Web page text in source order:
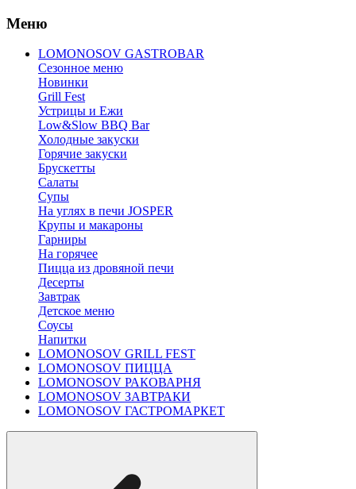
Меню
LOMONOSOV GASTROBAR
Сезонное меню
Новинки
Grill Fest
Устрицы и Ежи
Low&Slow BBQ Bar
Холодные закуски
Горячие закуски
Брускетты
Салаты
Супы
На углях в печи JOSPER
Крупы и макароны
Гарниры
На горячее
Пицца из дровяной печи
Десерты
Завтрак
Детское меню
Соусы
Напитки
LOMONOSOV GRILL FEST
LOMONOSOV ПИЦЦА
LOMONOSOV РАКОВАРНЯ
LOMONOSOV ЗАВТРАКИ
LOMONOSOV ГАСТРОМАРКЕТ